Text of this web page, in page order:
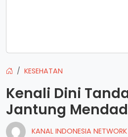
KESEHATAN
Kenali Dini
Jantung
KANAL INDONESIA NETWORK